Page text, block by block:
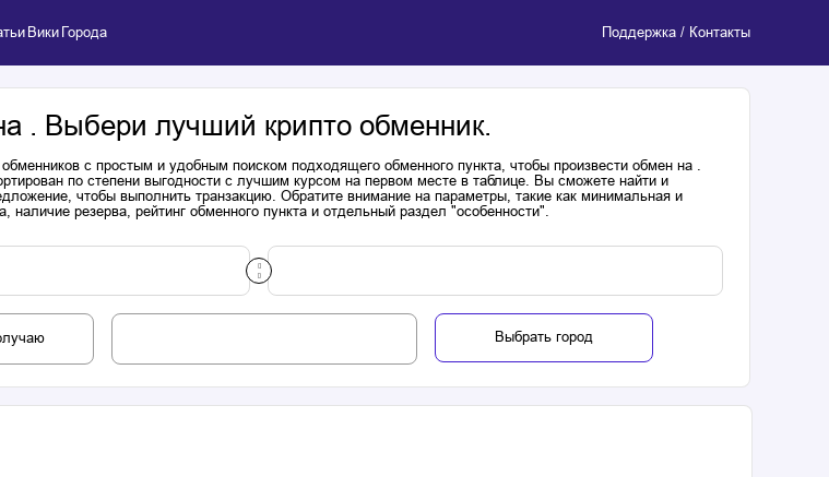
Вики Города Поддержка / Контакты
. Выбери лучший крипто обменник.
с простым и удобным поиском подходящего обменного пункта, чтобы произвести обмен на .
по степени выгодности с лучшим курсом на первом месте в таблице. Вы сможете найти и
чтобы выполнить транзакцию. Обратите внимание на параметры, такие как минимальная и
наличие резерва, рейтинг обменного пункта и отдельный раздел "особенности".
Выбрать город